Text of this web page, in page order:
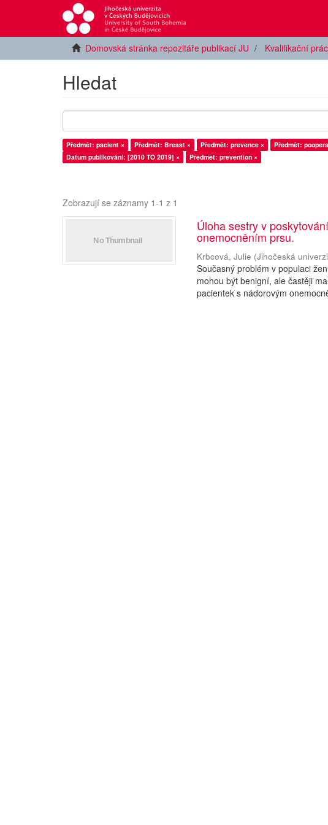
Domovská stránka repozitáře publikací JU Kvalifikační
Hledat
Předmět: pacient × Předmět: Breast × Předmět: prevence × Předmět:
Datum publikování: [2010 TO 2019] ×
Předmět: prevention ×
Zobrazují se záznamy 1-1 z 1
Úloha sestry v
onemocněním prsu.
Krbcová, Julie (Jihočeská
Současný problém v populaci
mohou být benigní, ale častěji
pacientek s nádorovým